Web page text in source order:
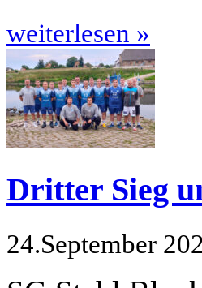
weiterlesen »
Dritter Sieg
24.September